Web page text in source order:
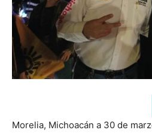
Morelia, Michoacán a 30 de